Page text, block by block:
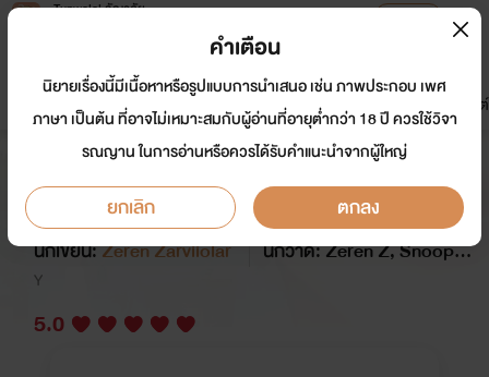
Tunwalai ธัญวลัย
หน้าแรก นิยาย อีบุ๊ก การ์ตูน
มาใหม่
ดรีมแชท ธัญลิสต์
เกิดใหม่ทั้งที ดันกลายเป็นคนเห็นผีใน
ยุค Y2K! [BL]
นักเขียน:Zeren Zarviiolar
นักวาด: Zeren Z, Snoopy2
1
Y
5.0
คำเตือน
นิยายเรื่องนี้มีเนื้อหาหรือรูปแบบการนำเสนอ เช่น ภาพประกอบ เพศ
ภาษา เป็นต้น ที่อาจไม่เหมาะสมกับผู้อ่านที่อายุต่ำกว่า 18 ปี ควรใช้วิจา
รณญาน ในการอ่านหรือควรได้รับคำแนะนำจากผู้ใหญ่
ยกเลิก ตกลง